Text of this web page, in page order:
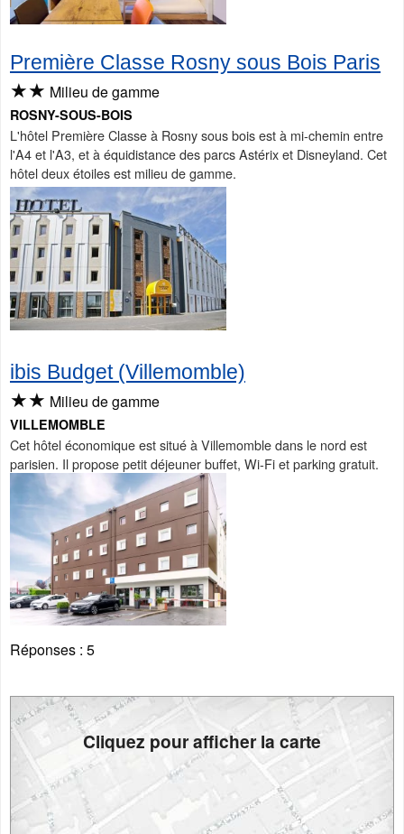
Première Classe Rosny sous Bois Paris
★★ Milieu de gamme
ROSNY-SOUS-BOIS
L'hôtel Première Classe à Rosny sous bois est à mi-chemin entre
l'A4 et l'A3, et à équidistance des parcs Astérix et Disneyland. Cet
hôtel deux étoiles est milieu de gamme.
ibis Budget (Villemomble)
★★ Milieu de gamme
VILLEMOMBLE
Cet hôtel économique est situé à Villemomble dans le nord est
parisien. Il propose petit déjeuner buffet, Wi-Fi et parking gratuit.
Réponses : 5
Cliquez pour afficher la carte